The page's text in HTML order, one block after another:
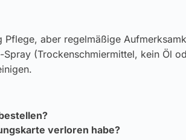
aber regelmäßige
(Trockenschmiermittel, kein Öl
verloren habe?